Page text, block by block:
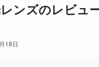
レンズのレビ
18日